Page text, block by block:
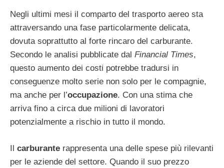
Negli ultimi mesi il comparto del trasporto aereo sta
attraversando una fase particolarmente delicata,
dovuta soprattutto al forte rincaro del carburante.
Secondo le analisi pubblicate dal Financial Times,
questo aumento dei costi potrebbe tradursi in
conseguenze molto serie non solo per le compagnie,
ma anche per l’occupazione. Con una stima che
arriva fino a circa due milioni di lavoratori
potenzialmente a rischio in tutto il mondo.
Il carburante rappresenta una delle spese più rilevanti
per le aziende del settore. Quando il suo prezzo